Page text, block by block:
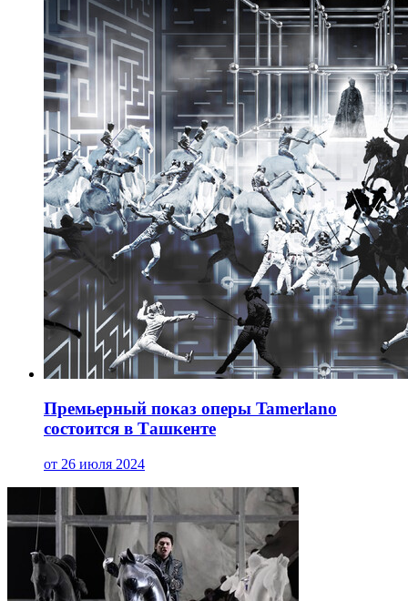
Премьерный показ оперы Tamerlano
состоится в Ташкенте
от 26 июля 2024